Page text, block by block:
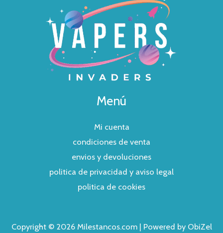
Menú
Mi cuenta
condiciones de venta
envios y devoluciones
politica de privacidad y aviso legal
politica de cookies
Copyright © 2026 Milestancos.com | Powered by ObiZel